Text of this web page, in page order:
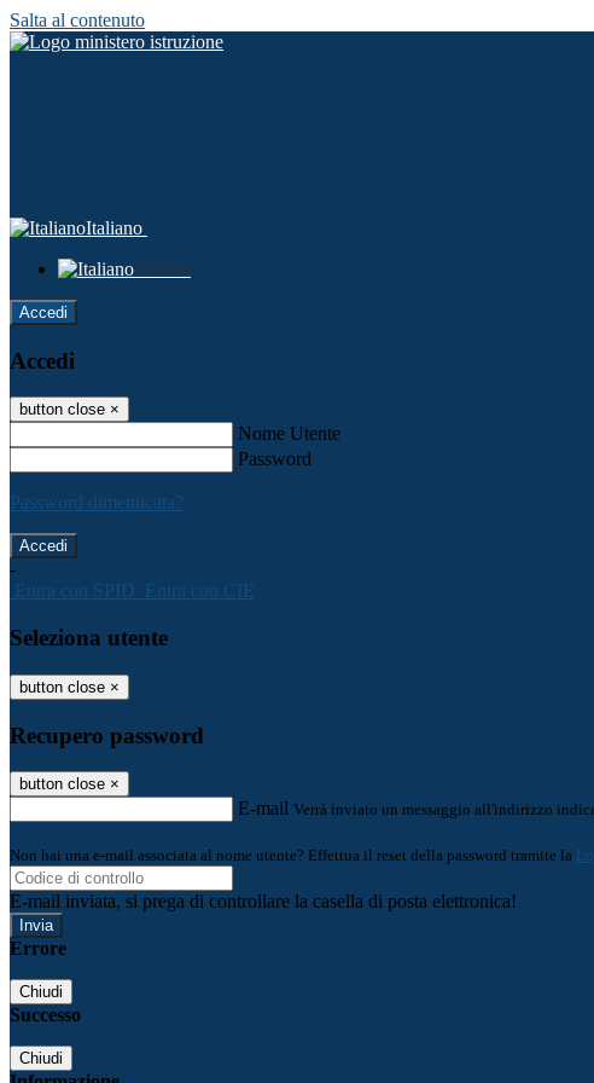
Salta al contenuto
Italiano
Italiano
Accedi
Accedi
button close ×
Nome Utente
Password
Password dimenticata?
-
Entra con SPID Entra con CIE
Seleziona utente
button close ×
Recupero password
button close ×
E-mail Verrà inviato un messaggio all'indirizzo
Non hai una e-mail associata al nome utente? Effettua il reset della password tramite la
E-mail inviata, si prega di controllare la casella di posta elettronica!
Errore
Chiudi
Successo
Chiudi